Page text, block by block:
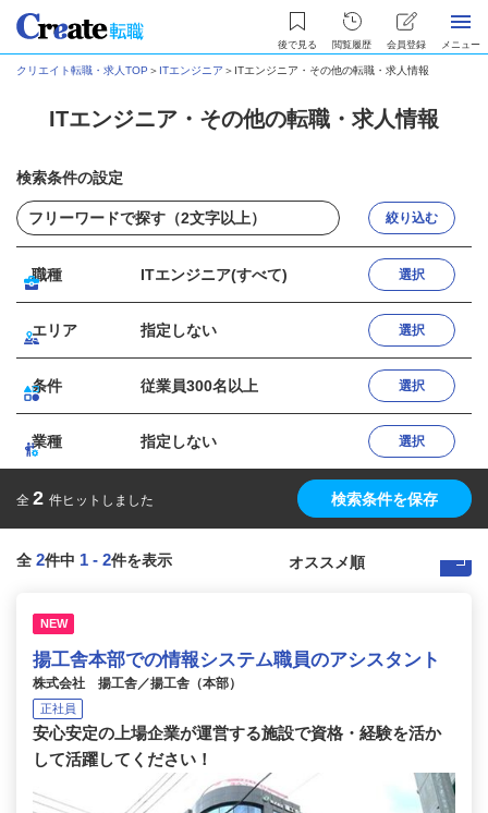
後で見る 閲覧履歴 会員登録 メニュー
クリエイト転職・求人TOP ＞ ITエンジニア ＞ ITエンジニア・その他の転職・求人情報
ITエンジニア・その他の転職・求人情報
検索条件の設定
絞り込む
職種 ITエンジニア(すべて) 選択
エリア 指定しない 選択
条件 従業員300名以上 選択
業種 指定しない 選択
全 2 件ヒットしました 検索条件を保存
全 2件中 1 - 2件を表示
NEW
揚工舎本部での情報システム職員のアシスタント
株式会社 揚工舎／揚工舎（本部）
正社員
安心安定の上場企業が運営する施設で資格・経験を活か
して活躍してください！